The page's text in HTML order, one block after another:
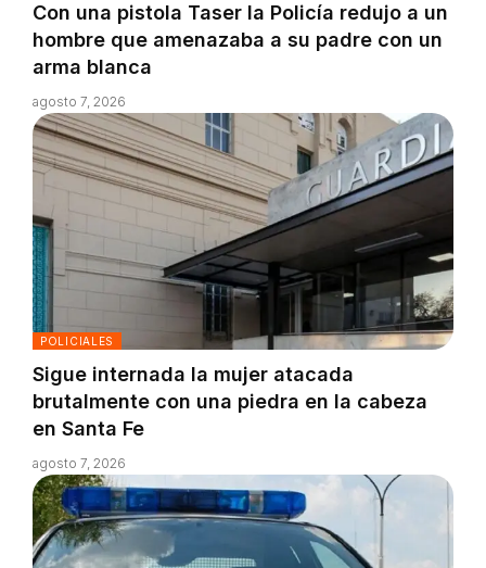
Con una pistola Taser la Policía redujo a un
hombre que amenazaba a su padre con un
arma blanca
agosto 7, 2026
POLICIALES
Sigue internada la mujer atacada
brutalmente con una piedra en la cabeza
en Santa Fe
agosto 7, 2026